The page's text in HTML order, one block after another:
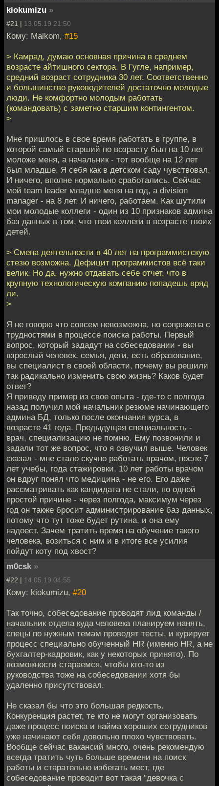
kiokumizu »
#21 | 13.05.19 21:50
Кому: Malkom, #15
> Камрад, думаю основная причина в среднем
возрасте айтишного сектора. В Гугле, например,
средний возраст сотрудника 30 лет. Соответственно
и большинство руководителей достаточно молодые
люди. Не комфортно молодым работать
(командовать) с заметно старшим контингентом.
>
Мне пришлось в свое время работать в группе, в
которой самый старший по возрасту был на 10 лет
моложе меня, а начальник - тот вообще на 12 лет
был младше. Я себя как в детском саду чувствовал.
И ничего, вполне нормально сработались. Сейчас
мой team leader младше меня на год, а division
manager - на 8 лет. И ничего, работаем. Как шутили
мои молодые коллеги - один из 10 признаков админа
баз данных в том, что твои коллеги в возрасте твоих
детей.
> Смена деятельности в 40 лет на программистскую
стезю возможна. Дефицит программистов всё таки
велик. Но да, нужно отдавать себе отчет, что в
крупную технологическую компанию попадешь вряд
ли.
>
Я не говорю что совсем невозможна, но сопряжена с
трудностями в процессе поиска работы. Первый
вопрос, который зададут на собеседовании - вы
взрослый человек, семья, дети, есть образование,
вы специалист в своей области, почему вы решили
так радикально изменить свою жизнь? Каков будет
ответ?
Я приведу пример из свое опыта - где-то с полгода
назад получил мой начальник резюме начинающего
админа БД, только после окончания курса, в
возрасте 41 года. Предыдущая специальность -
врач, специализацию не помню. Ему позвонили и
задали тот же вопрос, что я озвучил выше. Человек
сказал - мне стало скучно работать врачом, после 7
лет учебы, года стажировки, 10 лет работы врачом
он вдруг понял что медицина - не его. Его даже
рассматривать как кандидата не стали, по одной
простой причине - через полгода, максимум через
год он также бросит администрирование баз данных,
потому что тут тоже будет рутина, и она ему
надоест. Зачем тратить время на обучение такого
человека, возиться с ним и в итоге все усилия
пойдут коту под хвост?
m0csk »
#22 | 14.05.19 04:55
Кому: kiokumizu, #20
Так точно, собеседование проводят лид команды /
начальник отдела куда человека планируем нанять,
спецы по нужным темам проводят тесты, и курирует
процесс специально обученный HR (именно HR, а не
бухгалтер-кадровик, как у некоторых принято). По
возможности стараемся, чтобы кто-то из
руководства тоже на собеседовании хотя бы
удаленно присутствовал.
Не сказал бы что это большая редкость.
Конкуренция растет, те кто не могут организовать
даже процесс поиска и найма хороших сотрудников
уже начинают себя довольно плохо чувствовать.
Вообще сейчас вакансий много, очень рекомендую
всегда тратить чуть больше времени на поиск
работы и старательно избегать мест, где
собеседование проводит вот такая "девочка с